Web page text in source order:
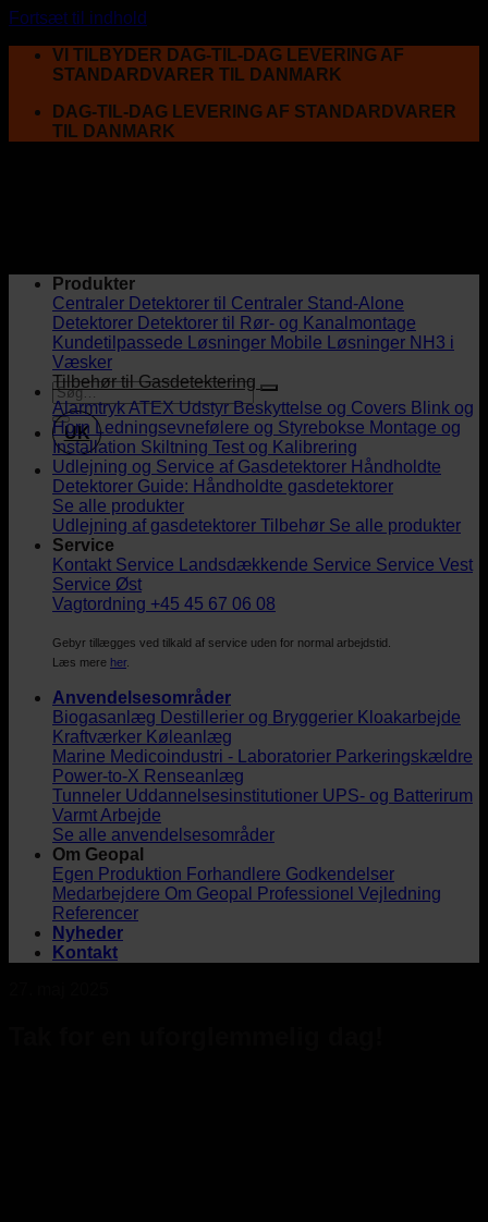
Fortsæt til indhold
VI TILBYDER DAG-TIL-DAG LEVERING AF
STANDARDVARER TIL DANMARK
DAG-TIL-DAG LEVERING AF STANDARDVARER
TIL DANMARK
UK
Produkter
Centraler Detektorer til Centraler Stand-Alone
Detektorer Detektorer til Rør- og Kanalmontage
Kundetilpassede Løsninger Mobile Løsninger NH3 i
Væsker
Tilbehør til Gasdetektering
AlarmtrykATEX Udstyr Beskyttelse og Covers Blink og
Horn Ledningsevnefølere og Styrebokse Montage og
Installation Skiltning Test og Kalibrering
Udlejning og Service af Gasdetektorer Håndholdte
Detektorer Guide: Håndholdte gasdetektorer
Se alle produkter
Udlejning af gasdetektorer Tilbehør Se alle produkter
Service
Kontakt Service
Landsdækkende Service Service Vest
Service Øst
Vagtordning +45 45 67 06 08
Gebyr tillægges ved tilkald af service uden for normal arbejdstid.
Læs mere her.
Anvendelsesområder
Biogasanlæg Destillerier og Bryggerier Kloakarbejde
Kraftværker Køleanlæg
Marine Medicoindustri - Laboratorier Parkeringskældre
Power-to-X Renseanlæg
Tunneler Uddannelsesinstitutioner UPS- og Batterirum
Varmt Arbejde
Se alle anvendelsesområder
Om Geopal
Egen Produktion Forhandlere Godkendelser
Medarbejdere Om Geopal
Professionel Vejledning
Referencer
Nyheder
Kontakt